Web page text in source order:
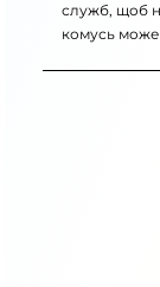
служб, щоб
комусь може